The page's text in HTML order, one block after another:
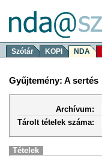
Szótár KOPI NDA
Gyűjtemény: A sertés
Archívum:
Tárolt tételek száma:
Tételek